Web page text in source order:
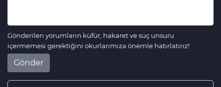
Gönderilen yorumların küfür, hakaret ve suç unsuru
içermemesi gerektiğini okurlarımıza önemle hatırlatırız!
Gönder